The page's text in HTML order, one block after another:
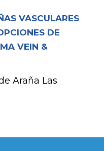
VASCULARES
DE
VEIN &
Araña Las